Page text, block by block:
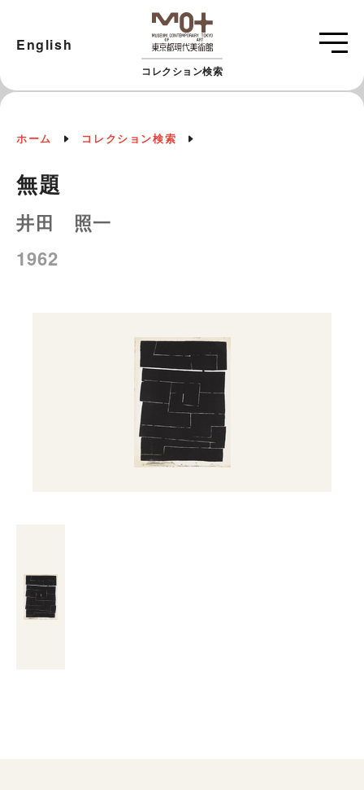
コレクション検索
English
ホーム コレクション検索
無題
井田 照一
1962